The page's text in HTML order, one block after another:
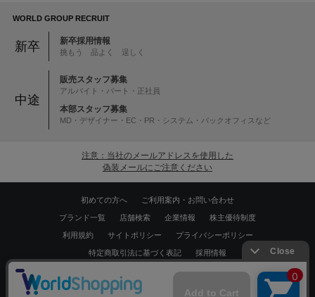
WORLD GROUP RECRUIT
新卒 新卒採用情報
挑もう 品よく 逞しく
中途
販売スタッフ募集
アルバイト・パート・正社員
本部スタッフ募集
MD・デザイナー・EC・PR・システム・バックオフィスなど
注意：当社のメールアドレスを使用した
偽装メールにご注意ください
初めての方へ ご利用案内・お問い合わせ
ブランド一覧 店舗検索 企業情報 株主優待制度
利用規約 サイトポリシー プライバシーポリシー
特定商取引法に基づく表記 採用情報
Copyrights © WORLD CO.,LTD. All rights reserved.